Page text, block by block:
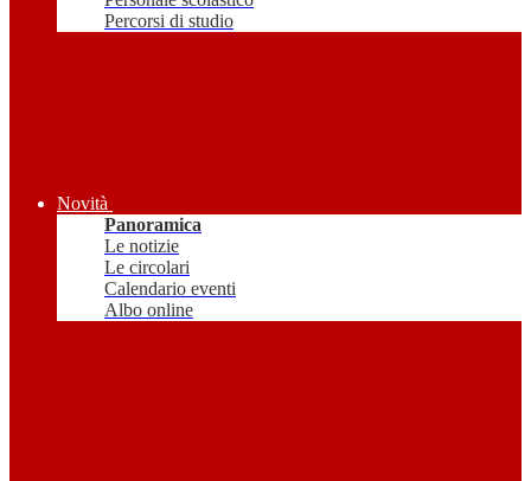
Percorsi di studio
Novità
Panoramica
Le notizie
Le circolari
Calendario eventi
Albo online